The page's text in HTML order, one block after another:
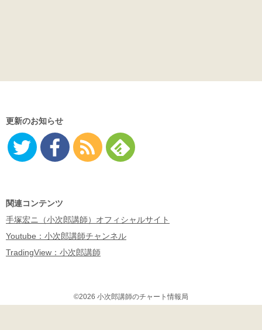
更新のお知らせ
関連コンテンツ
手塚宏ニ（小次郎講師）オフィシャルサイト
Youtube：小次郎講師チャンネル
TradingView：小次郎講師
©2026 小次郎講師のチャート情報局